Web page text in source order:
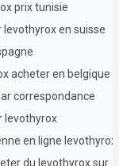
prix tunisie
en suisse
acheter en belgique
correspondance
levothyrox
en ligne levothyrox
du levothyrox sur